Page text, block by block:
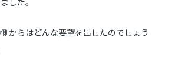
からはどんな要望を出したのでしょう